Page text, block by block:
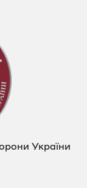
України